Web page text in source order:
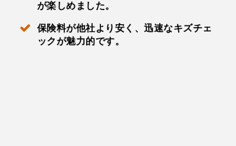
が楽しめました。
保険料が他社より安く、迅速なキズチェ
ックが魅力的です。